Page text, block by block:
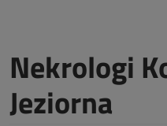
Nekrologi
Jeziorna